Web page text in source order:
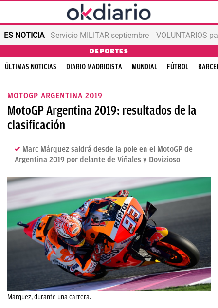
ES NOTICIA Servicio MILITAR septiembre VOLUNTARIOS
DEPORTES
ÚLTIMAS NOTICIAS DIARIO MADRIDISTA MUNDIAL FÚTBOL
MOTOGP ARGENTINA 2019
MotoGP Argentina 2019: resultados de la
clasificación
Marc Márquez saldrá desde la pole en el MotoGP de
Argentina 2019 por delante de Viñales y Dovizioso
Márquez, durante una carrera.